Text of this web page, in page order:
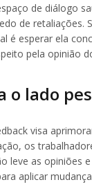
de diálogo
de retaliações.
é esperar ela
pela opinião
o lado
visa
os
leve as opiniões
aplicar